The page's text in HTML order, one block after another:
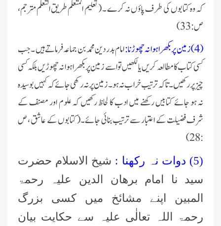
کہ وہ کتابوں کی طرف پاؤں نہ کرے ۔ ( تعلیم المتعلم طريق التعلم مترجم،
ص : 33)
(4) زمین پر بکھرا ہوا نہ چھوڑنا :
امام بدر دین محمد بن جماعہ فرماتے ہیں ۔ جب
کسی کتاب کا مطالعہ کریں یا لکھیں تو اسے زمین پر بکھرا ہوا نہ چھوڑیں بلکہ کسی
چیز پر رکھیں ۔ تاکہ ترتیب خراب نہ ہو ۔ زمین پر نہ رکھی جائے کہ کہیں بوسیدہ
نہ ہو جائے کتابیں رکھنے میں ادب کا لحاظ رکھیں کہ علوم اور مصنف کے
شرف فضیلت کے اعتبار سے ترتیب بنائی جائے۔( کتابوں کے عاشق ، ص
: 28)
(5) دوات نہ رکھنا :
شیخ الاسلام حضرت
سید نا امام برھان الدین علیہ رحمۃ
المبین اپنے مشائخ میں کسی بزرگ
رحمۃ اللہ تعالٰی علیہ سے حکایت بیان
عمر اختر (درجہ خامسہ مرکزی جامعۃ
المدینہ فیضان مدینہ ،کراچی،پاکستان)
محمد وقاص (مرکزی جامعۃ المدینہ
فیضان مدینہ،کراچی ،پاکستان)